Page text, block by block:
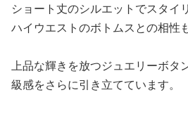
ショート丈のシルエットでスタイ
ハイウエストのボトムスとの相性
上品な輝きを放つジュエリーボタ
級感をさらに引き立てています。